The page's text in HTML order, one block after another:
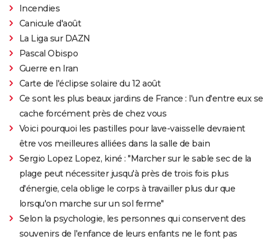
Incendies
Canicule d'août
La Liga sur DAZN
Pascal Obispo
Guerre en Iran
Carte de l'éclipse solaire du 12 août
Ce sont les plus beaux jardins de France : l'un d'entre eux se
cache forcément près de chez vous
Voici pourquoi les pastilles pour lave-vaisselle devraient
être vos meilleures alliées dans la salle de bain
Sergio Lopez Lopez, kiné : "Marcher sur le sable sec de la
plage peut nécessiter jusqu'à près de trois fois plus
d'énergie, cela oblige le corps à travailler plus dur que
lorsqu'on marche sur un sol ferme"
Selon la psychologie, les personnes qui conservent des
souvenirs de l'enfance de leurs enfants ne le font pas